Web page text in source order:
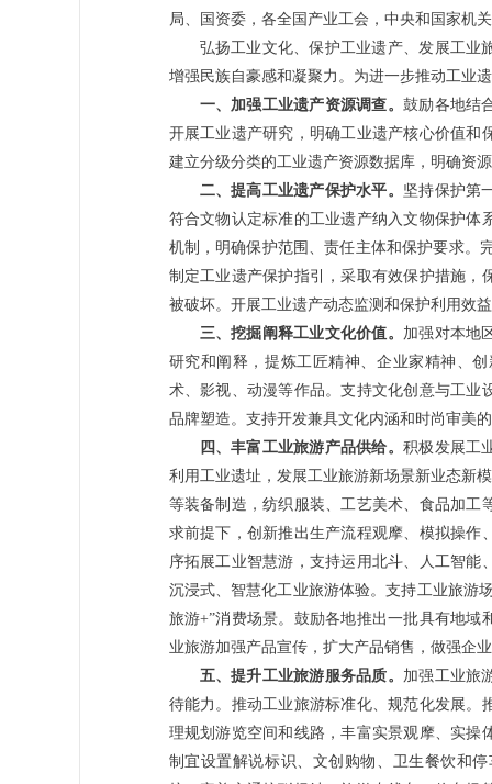
局、国资委，各全国产业工会，中央和国家机
弘扬工业文化、保护工业遗产、发展工业
增强民族自豪感和凝聚力。为进一步推动工业
一、加强工业遗产资源调查。鼓励各地结
开展工业遗产研究，明确工业遗产核心价值
建立分级分类的工业遗产资源数据库，明确资
二、提高工业遗产保护水平。 坚持保护第
符合文物认定标准的工业遗产纳入文物保护
机制，明确保护范围、责任主体和保护要求。
制定工业遗产保护指引，采取有效保护措施
被破坏。开展工业遗产动态监测和保护利用效
三、挖掘阐释工业文化价值。 加强对本地
研究和阐释，提炼工匠精神、企业家精神、
术、影视、动漫等作品。支持文化创意与工
品牌塑造。支持开发兼具文化内涵和时尚审美
四、丰富工业旅游产品供给。积极发展工
利用工业遗址，发展工业旅游新场景新业态新
等装备制造，纺织服装、工艺美术、食品加
求前提下，创新推出生产流程观摩、模拟操
序拓展工业智慧游，支持运用北斗、人工智
沉浸式、智慧化工业旅游体验。支持工业旅游
旅游+”消费场景。鼓励各地推出一批具有地
业旅游加强产品宣传，扩大产品销售，做强企
五、提升工业旅游服务品质。 加强工业旅
待能力。推动工业旅游标准化、规范化发展
理规划游览空间和线路，丰富实景观摩、实
制宜设置解说标识、文创购物、卫生餐饮和